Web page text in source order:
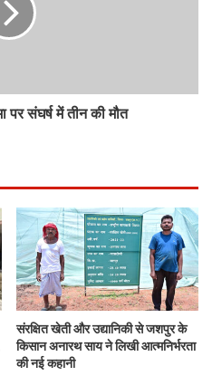
पर संघर्ष में तीन की मौत
संरक्षित खेती और उद्यानिकी से जशपुर के
किसान अनारथ साय ने लिखी आत्मनिर्भरता
की नई कहानी